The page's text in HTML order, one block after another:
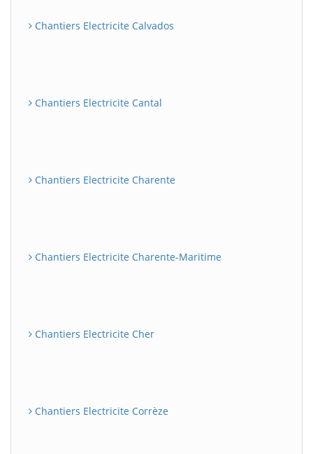
Chantiers Electricite Calvados
Chantiers Electricite Cantal
Chantiers Electricite Charente
Chantiers Electricite Charente-Maritime
Chantiers Electricite Cher
Chantiers Electricite Corrèze